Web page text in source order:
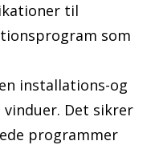
til
som
installations-og
Det sikrer
programmer